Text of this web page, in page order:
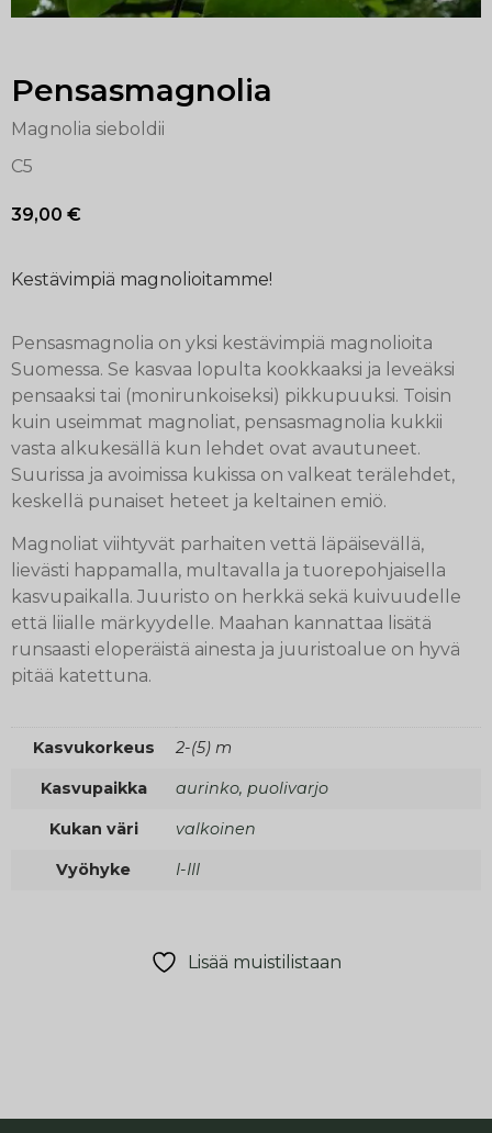
Pensasmagnolia
Magnolia sieboldii
C5
39,00 €
Kestävimpiä magnolioitamme!
Pensasmagnolia on yksi kestävimpiä magnolioita
Suomessa. Se kasvaa lopulta kookkaaksi ja leveäksi
pensaaksi tai (monirunkoiseksi) pikkupuuksi. Toisin
kuin useimmat magnoliat, pensasmagnolia kukkii
vasta alkukesällä kun lehdet ovat avautuneet.
Suurissa ja avoimissa kukissa on valkeat terälehdet,
keskellä punaiset heteet ja keltainen emiö.
Magnoliat viihtyvät parhaiten vettä läpäisevällä,
lievästi happamalla, multavalla ja tuorepohjaisella
kasvupaikalla. Juuristo on herkkä sekä kuivuudelle
että liialle märkyydelle. Maahan kannattaa lisätä
runsaasti eloperäistä ainesta ja juuristoalue on hyvä
pitää katettuna.
Kasvukorkeus 2-(5) m
Kasvupaikka aurinko, puolivarjo
Kukan väri valkoinen
Vyöhyke I-III
Lisää muistilistaan